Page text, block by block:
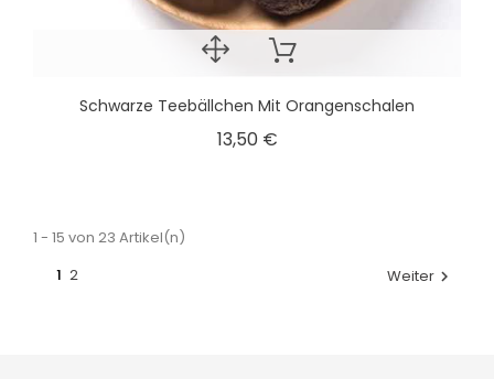
Schwarze Teebällchen Mit Orangenschalen
13,50 €
1 - 15 von 23 Artikel(n)
1 2 Weiter 